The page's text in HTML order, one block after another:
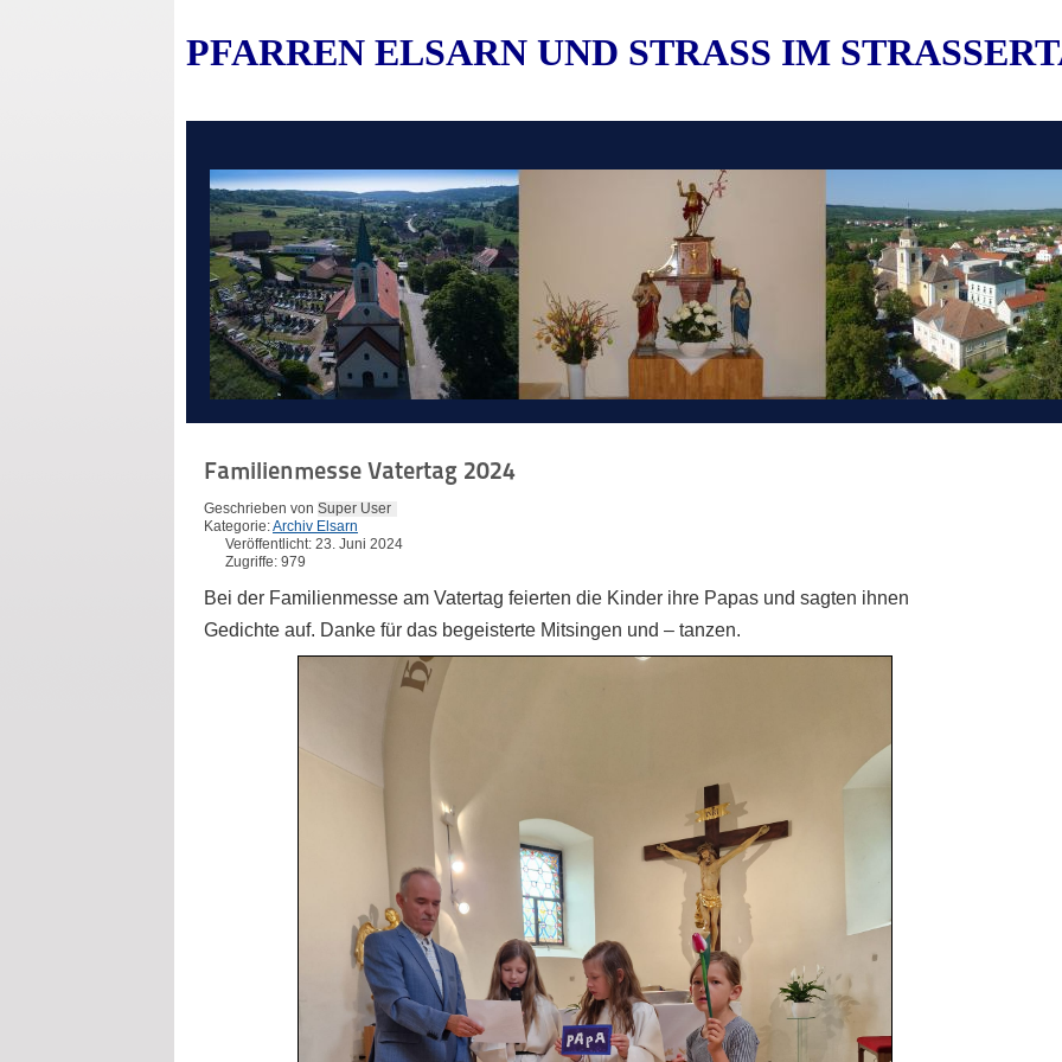
PFARREN ELSARN UND STRASS IM
Familienmesse Vatertag 2024
Geschrieben von Super User
Kategorie:Archiv Elsarn
Veröffentlicht: 23. Juni 2024
Zugriffe: 979
Bei der Familienmesse am Vatertag feierten die Kinder ihre Papas und sagten ihnen
Gedichte auf. Danke für das begeisterte Mitsingen und – tanzen.